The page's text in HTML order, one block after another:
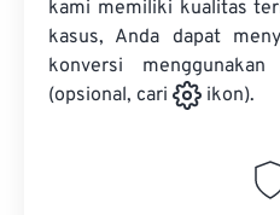
kami memiliki kualitas
kasus, Anda dapat
konversi
(opsional, cari
ikon).